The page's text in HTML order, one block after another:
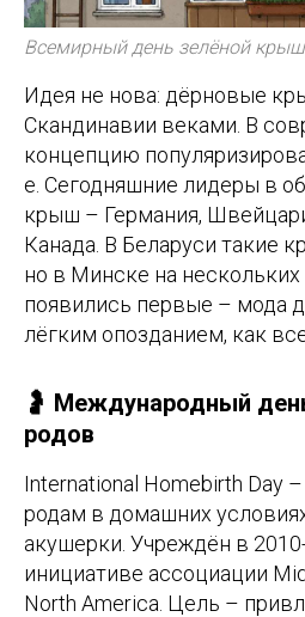
Всемирный день зелёной
Идея не нова: дёрновые
Скандинавии веками. В
концепцию
е. Сегодняшние лидеры в
крыш – Германия,
Канада. В Беларуси такие
но в Минске на
появились первые – мода
лёгким опозданием, как
🤰 Международный
родов
International Homebirth Day
родам в домашних
акушерки. Учреждён в
инициативе ассоциации
North America. Цель –